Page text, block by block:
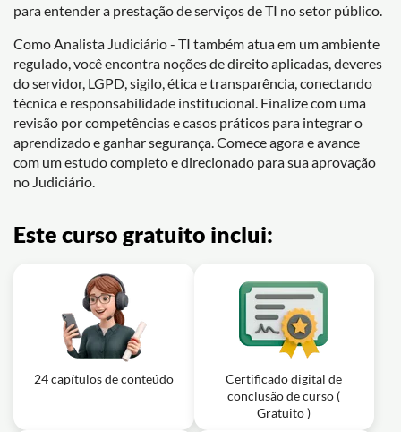
para entender a prestação de serviços de TI no setor público.
Como Analista Judiciário - TI também atua em um ambiente
regulado, você encontra noções de direito aplicadas, deveres
do servidor, LGPD, sigilo, ética e transparência, conectando
técnica e responsabilidade institucional. Finalize com uma
revisão por competências e casos práticos para integrar o
aprendizado e ganhar segurança. Comece agora e avance
com um estudo completo e direcionado para sua aprovação
no Judiciário.
Este curso gratuito inclui:
24 capítulos de conteúdo
Certificado digital de
conclusão de curso (
Gratuito )